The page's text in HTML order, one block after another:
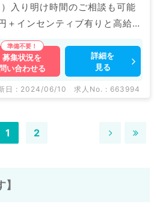
入り明け時間のご相談も可能
＋インセンティブ有りと高給与
のこと、 掲載情報以外にも産
数扱っています。 求人内容の
せ下さい。
募集状況を
問い合わせる
詳細を
見る
日 : 2024/06/10 求人No. : 663994
1 2